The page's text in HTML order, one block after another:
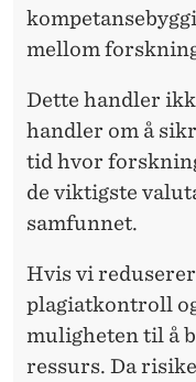
mellom
Dette handler
handler om å
tid hvor
de viktigste
samfunnet.
Hvis vi
plagiatkontroll
muligheten til å
ressurs. Da